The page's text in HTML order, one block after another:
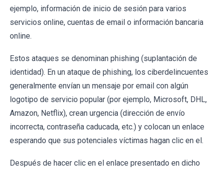
ejemplo, información de inicio de sesión para varios
servicios online, cuentas de email o información bancaria
online.
Estos ataques se denominan phishing (suplantación de
identidad). En un ataque de phishing, los ciberdelincuentes
generalmente envían un mensaje por email con algún
logotipo de servicio popular (por ejemplo, Microsoft, DHL,
Amazon, Netflix), crean urgencia (dirección de envío
incorrecta, contraseña caducada, etc.) y colocan un enlace
esperando que sus potenciales víctimas hagan clic en el.
Después de hacer clic en el enlace presentado en dicho